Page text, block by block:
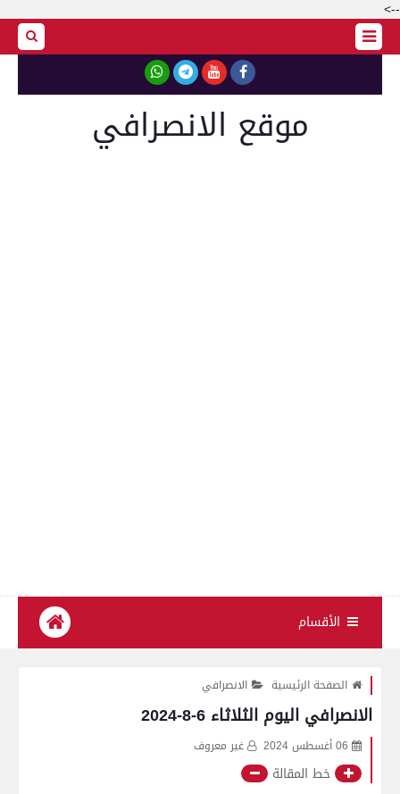
-->
موقع الانصرافي
الأقسام
الصفحة الرئيسية الانصرافي
الانصرافي اليوم الثلاثاء 6-8-2024
06 أغسطس 2024 غير معروف
خط المقالة